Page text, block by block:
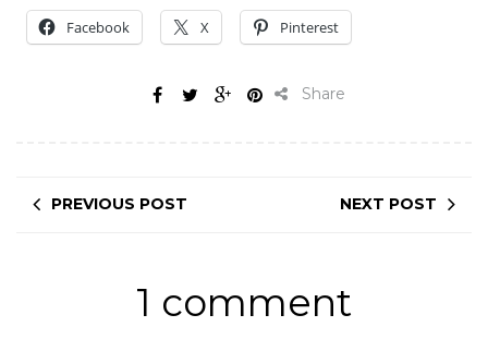
Facebook X Pinterest
Share
PREVIOUS POST NEXT POST
1 comment